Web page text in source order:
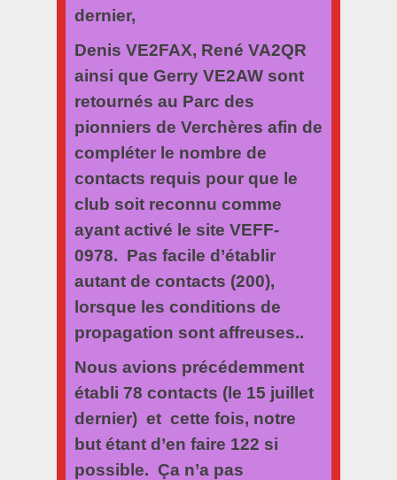
dernier,
Denis VE2FAX, René VA2QR
ainsi que Gerry VE2AW sont
retournés au Parc des
pionniers de Verchères afin de
compléter le nombre de
contacts requis pour que le
club soit reconnu comme
ayant activé le site VEFF-
0978. Pas facile d’établir
autant de contacts (200),
lorsque les conditions de
propagation sont affreuses..
Nous avions précédemment
établi 78 contacts (le 15 juillet
dernier) et cette fois, notre
but étant d’en faire 122 si
possible. Ça n’a pas